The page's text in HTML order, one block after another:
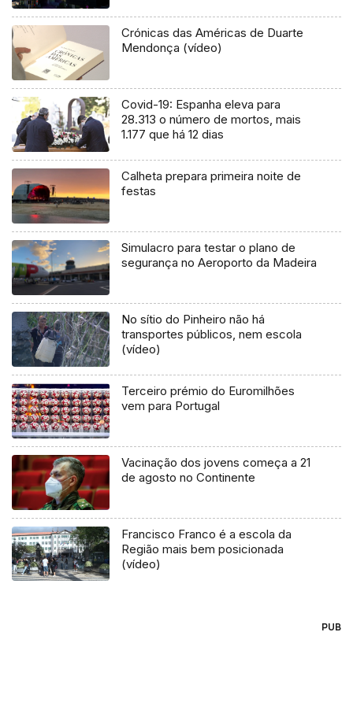
Crónicas das Américas de Duarte
Mendonça (vídeo)
Covid-19: Espanha eleva para
28.313 o número de mortos, mais
1.177 que há 12 dias
Calheta prepara primeira noite de
festas
Simulacro para testar o plano de
segurança no Aeroporto da Madeira
No sítio do Pinheiro não há
transportes públicos, nem escola
(vídeo)
Terceiro prémio do Euromilhões
vem para Portugal
Vacinação dos jovens começa a 21
de agosto no Continente
Francisco Franco é a escola da
Região mais bem posicionada
(vídeo)
PUB